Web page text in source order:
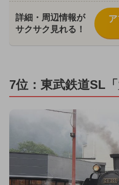
詳細・周辺情報が
サクサク見れる！
7位：東武鉄道SL「